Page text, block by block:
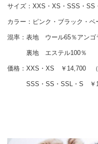
サイズ：XXS・XS・SSS・
カラー：ピンク・ブラック・
混率：表地 ウール65％アンゴ
裏地 エステル100％
価格：XXS・XS ￥14,700 （
SSS・SS・SSL・S ￥